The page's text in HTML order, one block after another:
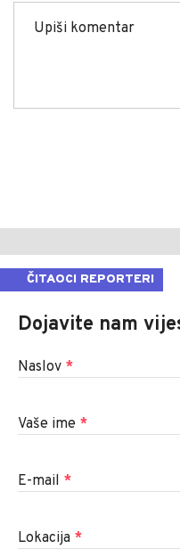
ČITAOCI REPORTERI
Dojavite nam
Naslov *
Vaše ime *
E-mail *
Lokacija *